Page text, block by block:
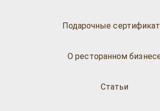
Подарочные
О ресторанном
Статьи